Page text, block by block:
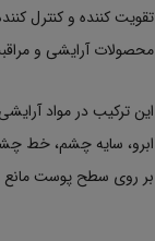
تقویت کننده و کنترل
محصولات آرایشی و
این ترکیب در مواد
ابرو، سایه چشم، خط
بر روی سطح پوست